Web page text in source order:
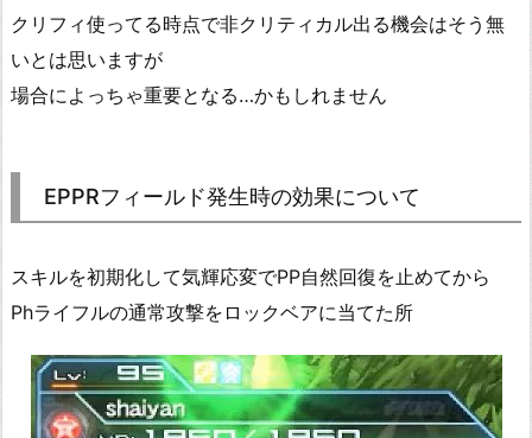
クリフィ使ってる時点で非クリティカル出る機会はそう無
いとは思いますが
場合によっちゃ重要となる…かもしれません
EPPRフィールド発生時の効果について
スキルを初期化して気輝応変でPP自然回復を止めてから
Phライフルの通常攻撃をロックベアに当てた所